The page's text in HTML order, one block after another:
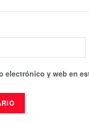
electrónico y web en